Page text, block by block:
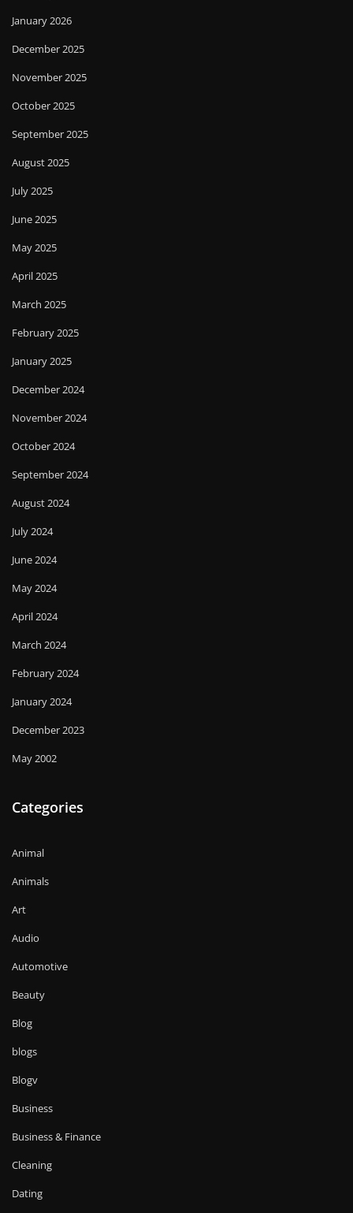
January 2026
December 2025
November 2025
October 2025
September 2025
August 2025
July 2025
June 2025
May 2025
April 2025
March 2025
February 2025
January 2025
December 2024
November 2024
October 2024
September 2024
August 2024
July 2024
June 2024
May 2024
April 2024
March 2024
February 2024
January 2024
December 2023
May 2002
Categories
Animal
Animals
Art
Audio
Automotive
Beauty
Blog
blogs
Blogv
Business
Business & Finance
Cleaning
Dating